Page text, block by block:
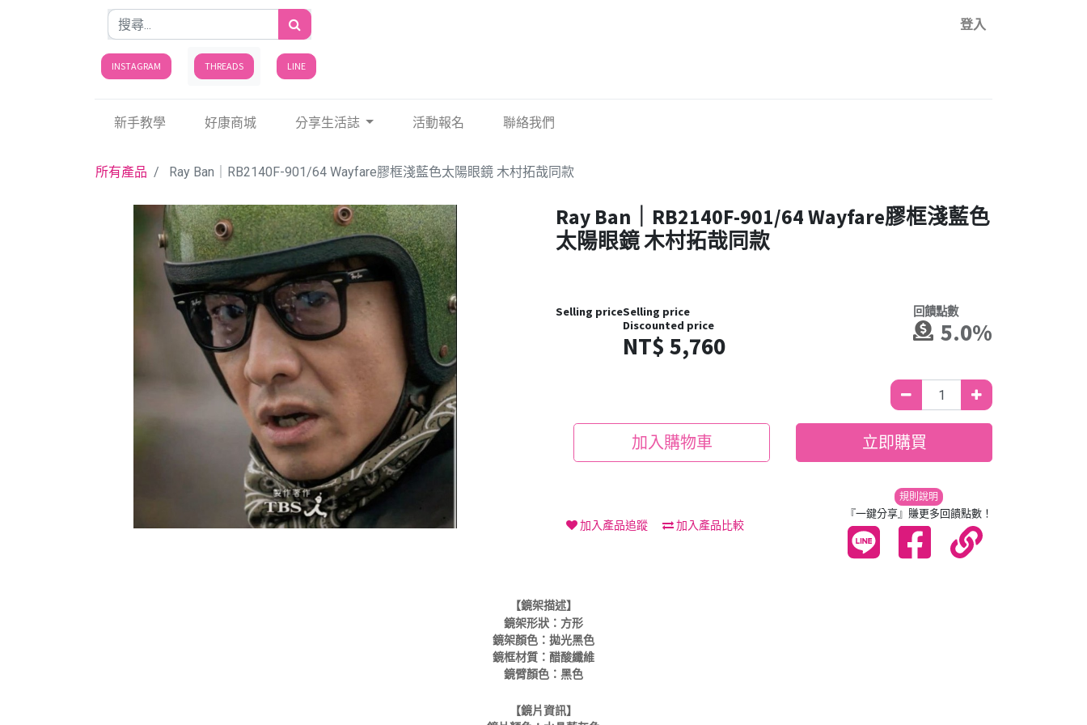
登入
INSTAGRAM THREADS LINE
新手教學 好康商城 分享生活誌 活動報名 聯絡我們
所有產品 Ray Ban｜RB2140F-901/64 Wayfare膠框淺藍色太陽眼鏡 木村拓哉同款
Ray Ban｜RB2140F-901/64 Wayfare膠框淺藍色
太陽眼鏡 木村拓哉同款
Selling priceSelling price
Discounted price
NT$ 5,760
回饋點數
5.0%
加入購物車 立即購買
加入產品追蹤 加入產品比較
規則說明
『一鍵分享』賺更多回饋點數！
【鏡架描述】
鏡架形狀：方形
鏡架顏色：拋光黑色
鏡框材質：醋酸纖維
鏡臂顏色：黑色
【鏡片資訊】